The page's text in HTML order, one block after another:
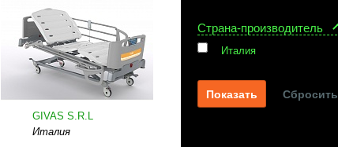
GIVAS S.R.L
Италия
Страна-производитель
Италия
Сбросить